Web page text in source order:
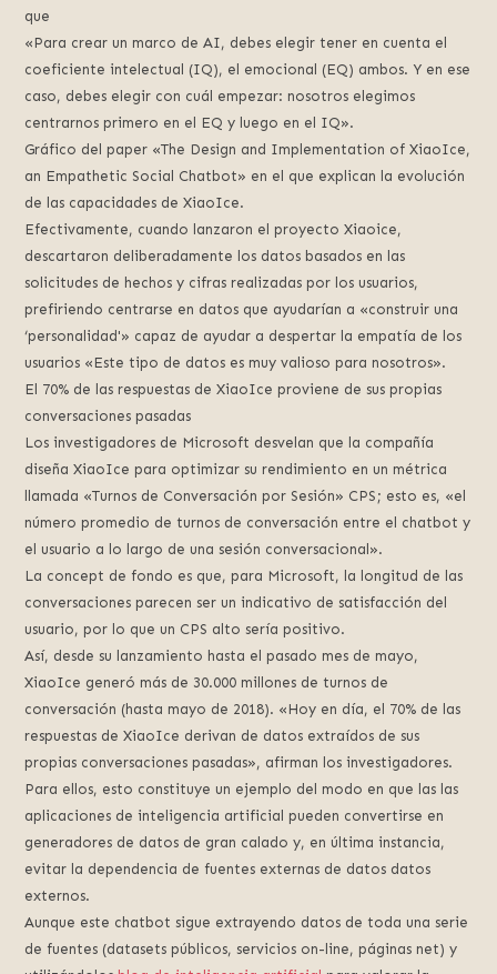
que
«Para crear un marco de AI, debes elegir tener en cuenta el
coeficiente intelectual (IQ), el emocional (EQ) ambos. Y en ese
caso, debes elegir con cuál empezar: nosotros elegimos
centrarnos primero en el EQ y luego en el IQ».
Gráfico del paper «The Design and Implementation of XiaoIce,
an Empathetic Social Chatbot» en el que explican la evolución
de las capacidades de XiaoIce.
Efectivamente, cuando lanzaron el proyecto Xiaoice,
descartaron deliberadamente los datos basados en las
solicitudes de hechos y cifras realizadas por los usuarios,
prefiriendo centrarse en datos que ayudarían a «construir una
‘personalidad'» capaz de ayudar a despertar la empatía de los
usuarios «Este tipo de datos es muy valioso para nosotros».
El 70% de las respuestas de XiaoIce proviene de sus propias
conversaciones pasadas
Los investigadores de Microsoft desvelan que la compañía
diseña XiaoIce para optimizar su rendimiento en un métrica
llamada «Turnos de Conversación por Sesión» CPS; esto es, «el
número promedio de turnos de conversación entre el chatbot y
el usuario a lo largo de una sesión conversacional».
La concept de fondo es que, para Microsoft, la longitud de las
conversaciones parecen ser un indicativo de satisfacción del
usuario, por lo que un CPS alto sería positivo.
Así, desde su lanzamiento hasta el pasado mes de mayo,
XiaoIce generó más de 30.000 millones de turnos de
conversación (hasta mayo de 2018). «Hoy en día, el 70% de las
respuestas de XiaoIce derivan de datos extraídos de sus
propias conversaciones pasadas», afirman los investigadores.
Para ellos, esto constituye un ejemplo del modo en que las las
aplicaciones de inteligencia artificial pueden convertirse en
generadores de datos de gran calado y, en última instancia,
evitar la dependencia de fuentes externas de datos datos
externos.
Aunque este chatbot sigue extrayendo datos de toda una serie
de fuentes (datasets públicos, servicios on-line, páginas net) y